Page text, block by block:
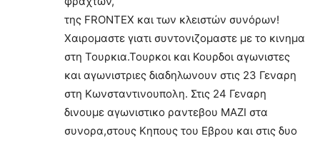
της FRONTEX και των κλειστών συνόρων!
Χαιρομαστε γιατι συντονιζομαστε με το κινημα
στη Τουρκια.Τουρκοι και Κουρδοι αγωνιστες
και αγωνιστριες διαδηλωνουν στις 23 Γεναρη
στη Κωνσταντινουπολη. Στις 24 Γεναρη
δινουμε αγωνιστικο ραντεβου ΜΑΖΙ στα
συνορα,στους Κηπους του Εβρου και στις δυο